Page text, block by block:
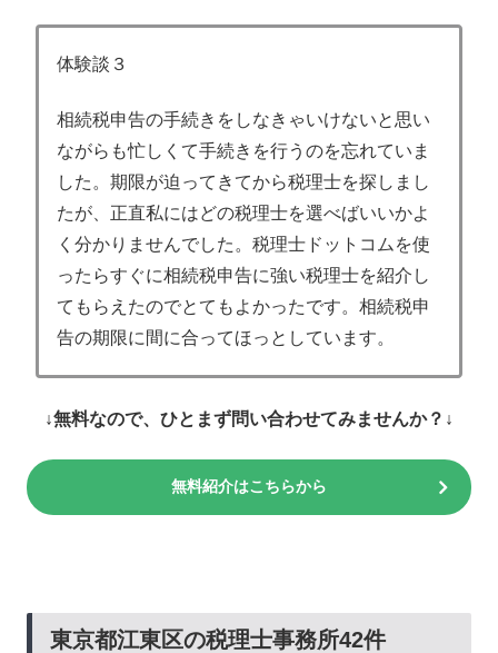
体験談３
相続税申告の手続きをしなきゃいけないと思い
ながらも忙しくて手続きを行うのを忘れていま
した。期限が迫ってきてから税理士を探しまし
たが、正直私にはどの税理士を選べばいいかよ
く分かりませんでした。税理士ドットコムを使
ったらすぐに相続税申告に強い税理士を紹介し
てもらえたのでとてもよかったです。相続税申
告の期限に間に合ってほっとしています。
↓無料なので、ひとまず問い合わせてみませんか？↓
無料紹介はこちらから
東京都江東区の税理士事務所42件